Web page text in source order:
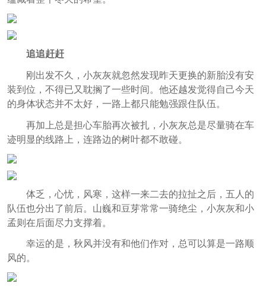
追追赶赶
刚出发不久，小灰灰就忽然发现昨天更换的新胎没有安
装到位，不得已又耽搁了一些时间。他还越发觉得自己今天
的身体状态并不太好，一路上都只能勉强跟住队伍。
再加上总是担心车胎再次被扎，小灰灰总是尽量骑在车
迹明显的线路上，连路边的树叶都不敢碰。
体乏，心忧，风寒，这样一来二去的拉扯之后，五人的
队伍也分出了前后。山巍和豆芽常常一骑绝尘，小灰灰和小
孟则在后面尽力支撑着。
幸运的是，秋风并没有和他们作对，总可以算是一路顺
风的。